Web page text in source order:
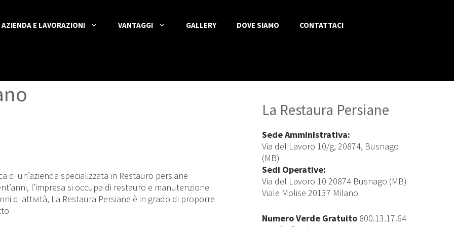
AZIENDA E LAVORAZIONI VANTAGGI GALLERY DOVE SIAMO CONTATTACI
di un’azienda specializzata in Restauro persiane
l’impresa si occupa di restauro e manutenzione
di attività, La Restaura Persiane è in grado di proporre
La Restaura Persiane
Sede Amministrativa:
Via del Lavoro 10/g, 20874, Busnago
(MB)
Sedi Operative:
Via del Lavoro 10 20874 Busnago (MB)
Viale Molise 20137 Milano
Numero Verde Gratuito 800.13.17.64